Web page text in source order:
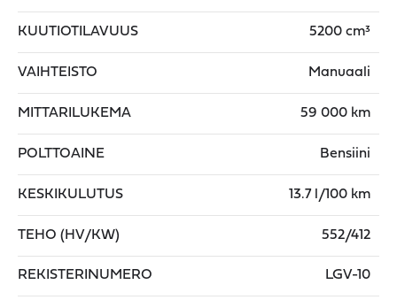
KUUTIOTILAVUUS 5200 cm³
VAIHTEISTO Manuaali
MITTARILUKEMA 59 000 km
POLTTOAINE Bensiini
KESKIKULUTUS 13.7 l/100 km
TEHO (HV/KW) 552/412
REKISTERINUMERO LGV-10